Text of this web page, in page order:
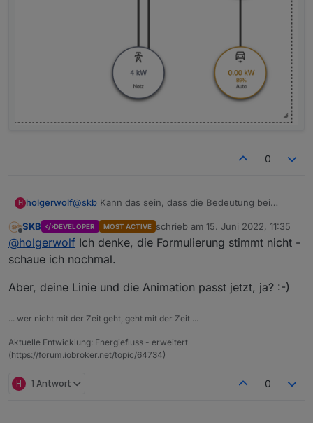
0
H holgerwolf@skb Kann das sein, dass die Bedeutung bei
Ich muss den Haken setzen damit negative Werte
als Einspeisung erkannt werden:
bei:
ergibt:
Offline
SKB DEVELOPER MOST ACTIVE schrieb am15. Juni 2022, 11:35
zuletzt editiert von
@holgerwolf Ich denke, die Formulierung stimmt nicht -
schaue ich nochmal.
Aber, deine Linie und die Animation passt jetzt, ja? :-)
... wer nicht mit der Zeit geht, geht mit der Zeit ...
Aktuelle Entwicklung: Energiefluss - erweitert
(https://forum.iobroker.net/topic/64734)
H 1 Antwort 0